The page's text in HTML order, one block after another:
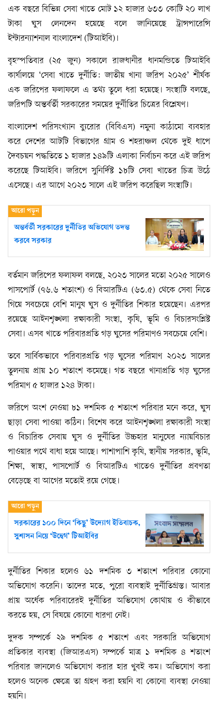
এক বছরে বিভিন্ন সেবা খাতে মোট ১২ হাজার ৬৩৩ কোটি ২০ লাখ
টাকা ঘুস লেনদেন হয়েছে বলে জানিয়েছে ট্রান্সপারেন্সি
ইন্টারন্যাশনাল বাংলাদেশ (টিআইবি)।
বৃহস্পতিবার (২৫ জুন) সকালে রাজধানীর ধানমন্ডিতে টিআইবি
কার্যালয়ে ‘সেবা খাতে দুর্নীতি: জাতীয় খানা জরিপ ২০২৫’ শীর্ষক
এক জরিপের ফলাফলে এ তথ্য তুলে ধরা হয়েছে। সংস্থাটি বলছে,
জরিপটি অন্তর্বর্তী সরকারের সময়ের দুর্নীতির চিত্রের বিশ্লেষণ।
বাংলাদেশ পরিসংখ্যান ব্যুরোর (বিবিএস) নমুনা কাঠামো ব্যবহার
করে দেশের আটটি বিভাগের গ্রাম ও শহরাঞ্চল থেকে দুই ধাপে
দৈবচয়ন পদ্ধতিতে ১ হাজার ১৪৯টি এলাকা নির্বাচন করে এই জরিপ
করেছে টিআইবি। জরিপে সুনির্দিষ্ট ১৮টি সেবা খাতের চিত্র উঠে
এসেছে। এর আগে ২০২৩ সালে এই জরিপ করেছিল সংস্থাটি।
অন্তর্বর্তী সরকারের দুর্নীতির অভিযোগ তদন্ত
করবে সরকার
বর্তমান জরিপের ফলাফল বলছে, ২০২৩ সালের মতো ২০২৫ সালেও
পাসপোর্ট (৭৬.৬ শতাংশ) ও বিআরটিএ (৬৩.৫) থেকে সেবা নিতে
গিয়ে সবচেয়ে বেশি মানুষ ঘুস ও দুর্নীতির শিকার হয়েছেন। এরপর
রয়েছে আইনশৃঙ্খলা রক্ষাকারী সংস্থা, কৃষি, ভূমি ও বিচারসংশ্লিষ্ট
সেবা। এসব খাতে পরিবারপ্রতি গড় ঘুসের পরিমাণও সবচেয়ে বেশি।
তবে সার্বিকভাবে পরিবারপ্রতি গড় ঘুসের পরিমাণ ২০২৩ সালের
তুলনায় প্রায় ১০ শতাংশ কমেছে। গত বছরে খানাপ্রতি গড় ঘুসের
পরিমাণ ৫ হাজার ১২৪ টাকা।
জরিপে অংশ নেওয়া ৮১ দশমিক ৫ শতাংশ পরিবার মনে করে, ঘুস
ছাড়া সেবা পাওয়া কঠিন। বিশেষ করে আইনশৃঙ্খলা রক্ষাকারী সংস্থা
ও বিচারিক সেবায় ঘুস ও দুর্নীতির উচ্চহার মানুষের ন্যায়বিচার
পাওয়ার পথে বাধা হয়ে আছে। পাশাপাশি কৃষি, স্থানীয় সরকার, ভূমি,
শিক্ষা, স্বাস্থ্য, পাসপোর্ট ও বিআরটিএ খাতেও দুর্নীতির প্রবণতা
বেড়েছে বা আগের মতোই রয়ে গেছে।
সরকারের ১০০ দিনে ‘কিছু’ উদ্যোগ ইতিবাচক,
সুশাসন নিয়ে ‘উদ্বেগ’ টিআইবির
দুর্নীতির শিকার হলেও ৬১ দশমিক ৩ শতাংশ পরিবার কোনো
অভিযোগ করেনি। তাদের মতে, পুরো ব্যবস্থাই দুর্নীতিগ্রস্ত। আবার
প্রায় অর্ধেক পরিবারেরই দুর্নীতির অভিযোগ কোথায় ও কীভাবে
করতে হয়, সে বিষয়ে কোনো ধারণা নেই।
দুদক সম্পর্কে ২৯ দশমিক ৫ শতাংশ এবং সরকারি অভিযোগ
প্রতিকার ব্যবস্থা (জিআরএস) সম্পর্কে মাত্র ১ দশমিক ৪ শতাংশ
পরিবার জানলেও অভিযোগ করার হার খুবই কম। অভিযোগ করা
হলেও অনেক ক্ষেত্রে তা গ্রহণ করা হয়নি বা কোনো ব্যবস্থা নেওয়া
হয়নি।